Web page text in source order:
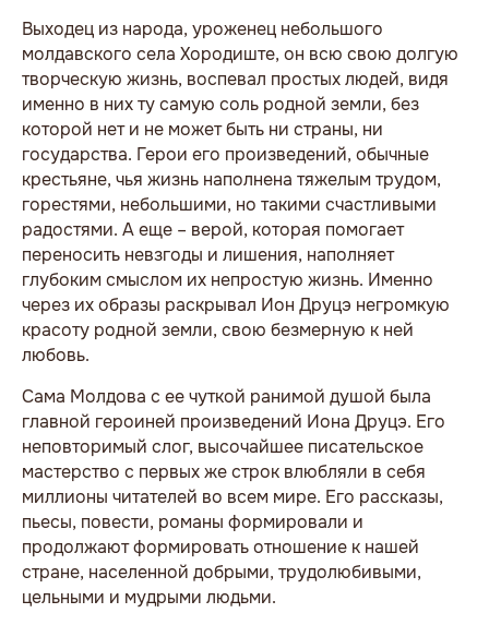
Выходец из народа, уроженец небольшого
молдавского села Хородиште, он всю свою долгую
творческую жизнь, воспевал простых людей, видя
именно в них ту самую соль родной земли, без
которой нет и не может быть ни страны, ни
государства. Герои его произведений, обычные
крестьяне, чья жизнь наполнена тяжелым трудом,
горестями, небольшими, но такими счастливыми
радостями. А еще – верой, которая помогает
переносить невзгоды и лишения, наполняет
глубоким смыслом их непростую жизнь. Именно
через их образы раскрывал Ион Друцэ негромкую
красоту родной земли, свою безмерную к ней
любовь.
Сама Молдова с ее чуткой ранимой душой была
главной героиней произведений Иона Друцэ. Его
неповторимый слог, высочайшее писательское
мастерство с первых же строк влюбляли в себя
миллионы читателей во всем мире. Его рассказы,
пьесы, повести, романы формировали и
продолжают формировать отношение к нашей
стране, населенной добрыми, трудолюбивыми,
цельными и мудрыми людьми.